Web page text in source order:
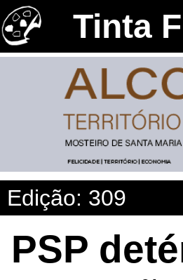
Tinta
Edição: 309
PSP